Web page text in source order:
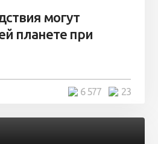
могут
планете при
23
6 577